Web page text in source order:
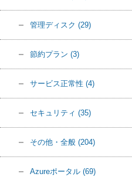
管理ディスク (29)
節約プラン (3)
サービス正常性 (4)
セキュリティ (35)
その他・全般 (204)
Azureポータル (69)